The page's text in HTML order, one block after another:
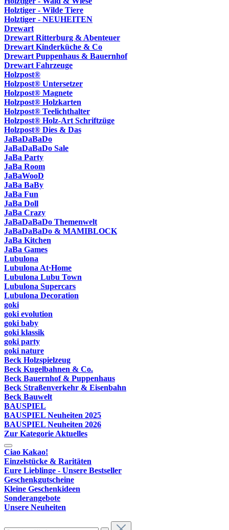
Holztiger - Wilde Tiere
Holztiger - NEUHEITEN
Drewart
Drewart Ritterburg & Abenteuer
Drewart Kinderküche & Co
Drewart Puppenhaus & Bauernhof
Drewart Fahrzeuge
Holzpost®
Holzpost® Untersetzer
Holzpost® Magnete
Holzpost® Holzkarten
Holzpost® Teelichthalter
Holzpost® Holz-Art Schriftzüge
Holzpost® Dies & Das
JaBaDaBaDo
JaBaDaBaDo Sale
JaBa Party
JaBa Room
JaBaWooD
JaBa BaBy
JaBa Fun
JaBa Doll
JaBa Crazy
JaBaDaBaDo Themenwelt
JaBaDaBaDo & MAMIBLOCK
JaBa Kitchen
JaBa Games
Lubulona
Lubulona At·Home
Lubulona Lubu Town
Lubulona Supercars
Lubulona Decoration
goki
goki evolution
goki baby
goki klassik
goki party
goki nature
Beck Holzspielzeug
Beck Kugelbahnen & Co.
Beck Bauernhof & Puppenhaus
Beck Straßenverkehr & Eisenbahn
Beck Bauwelt
BAUSPIEL
BAUSPIEL Neuheiten 2025
BAUSPIEL Neuheiten 2026
Zur Kategorie Aktuelles
Ciao Kakao!
Einzelstücke & Raritäten
Eure Lieblinge - Unsere Bestseller
Geschenkgutscheine
Kleine Geschenkideen
Sonderangebote
Unsere Neuheiten